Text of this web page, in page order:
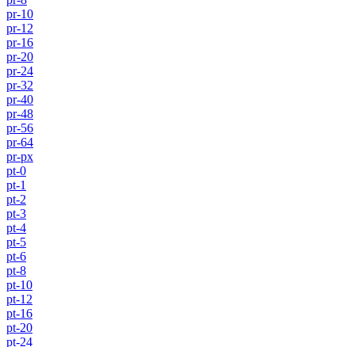
pr-10
pr-12
pr-16
pr-20
pr-24
pr-32
pr-40
pr-48
pr-56
pr-64
pr-px
pt-0
pt-1
pt-2
pt-3
pt-4
pt-5
pt-6
pt-8
pt-10
pt-12
pt-16
pt-20
pt-24